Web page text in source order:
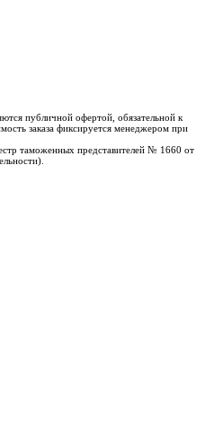
публичной офертой, обязательной к
заказа фиксируется менеджером при
таможенных представителей № 1660 от